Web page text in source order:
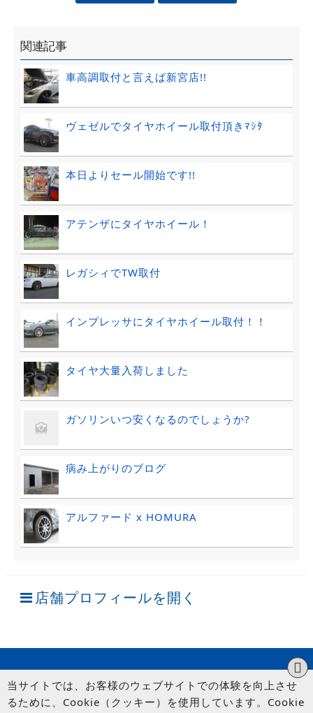
関連記事
車高調取付と言えば新宮店!!
ヴェゼルでタイヤホイール取付頂きﾏｼﾀ
本日よりセール開始です!!
アテンザにタイヤホイール！
レガシィでTW取付
インプレッサにタイヤホイール取付！！
タイヤ大量入荷しました
ガソリンいつ安くなるのでしょうか?
病み上がりのブログ
アルファード x HOMURA
店舗プロフィールを開く
当サイトでは、お客様のウェブサイトでの体験を向上させ
るために、Cookie（クッキー）を使用しています。Cookie